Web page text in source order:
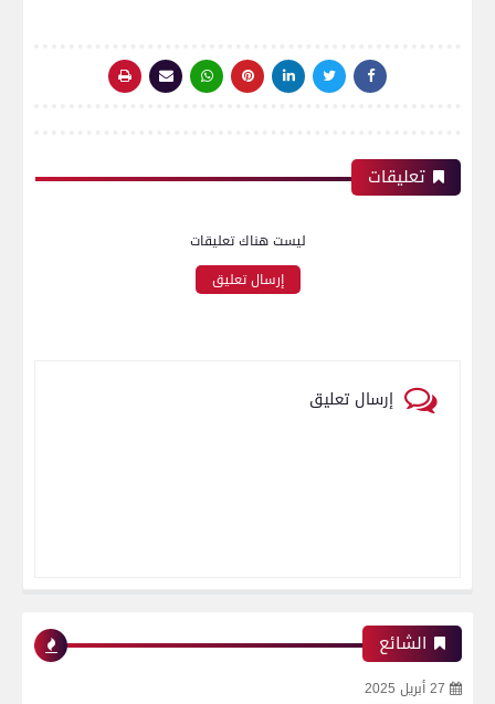
تعليقات
ليست هناك تعليقات
إرسال تعليق
إرسال تعليق
الشائع
27 أبريل 2025